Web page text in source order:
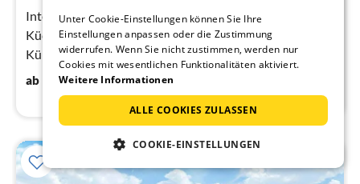
Internetzugang DSL, offene
Küche(Kochherd(elektrisch), Kaffeemaschine,
Kühl-/Gefrierkombination),
Wohn-/Schlafzimmer(TV(Kabel), Herd(Holz)),
Schlafzimmer(4x Etagenbett)
ab 38€ / Nacht
Unter Cookie-Einstellungen können Sie Ihre
Einstellungen anpassen oder die Zustimmung
widerrufen. Wenn Sie nicht zustimmen, werden nur
Cookies mit wesentlichen Funktionalitäten aktiviert.
Weitere Informationen
ALLE COOKIES ZULASSEN
COOKIE-EINSTELLUNGEN